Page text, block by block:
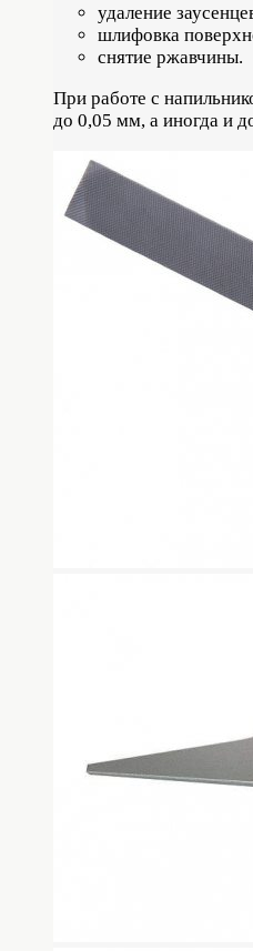
удаление
шлифовка
снятие ржавчины.
При работе с
до 0,05 мм, а иногда и